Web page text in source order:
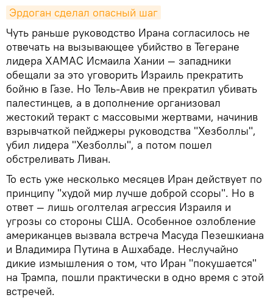
Эрдоган сделал опасный шаг
Чуть раньше руководство Ирана согласилось не
отвечать на вызывающее убийство в Тегеране
лидера ХАМАС Исмаила Хании — западники
обещали за это уговорить Израиль прекратить
бойню в Газе. Но Тель-Авив не прекратил убивать
палестинцев, а в дополнение организовал
жестокий теракт с массовыми жертвами, начинив
взрывчаткой пейджеры руководства "Хезболлы",
убил лидера "Хезболлы", а потом пошел
обстреливать Ливан.
То есть уже несколько месяцев Иран действует по
принципу "худой мир лучше доброй ссоры". Но в
ответ — лишь оголтелая агрессия Израиля и
угрозы со стороны США. Особенное озлобление
американцев вызвала встреча Масуда Пезешкиана
и Владимира Путина в Ашхабаде. Неслучайно
дикие измышления о том, что Иран "покушается"
на Трампа, пошли практически в одно время с этой
встречей.